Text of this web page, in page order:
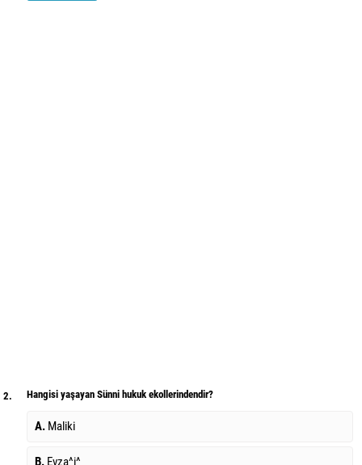
2. Hangisi yaşayan Sünni hukuk ekollerindendir?
A. Maliki
B. Evza^i^